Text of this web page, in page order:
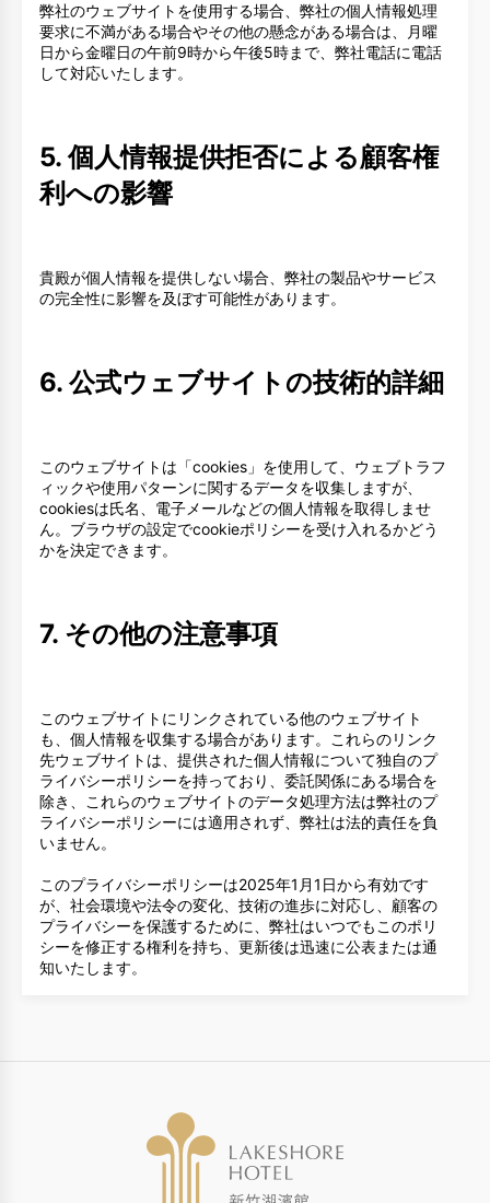
弊社のウェブサイトを使用する場合、弊社の個人情報処理
要求に不満がある場合やその他の懸念がある場合は、月曜
日から金曜日の午前9時から午後5時まで、弊社電話に電話
して対応いたします。
5. 個人情報提供拒否による顧客権
利への影響
貴殿が個人情報を提供しない場合、弊社の製品やサービス
の完全性に影響を及ぼす可能性があります。
6. 公式ウェブサイトの技術的詳細
このウェブサイトは「cookies」を使用して、ウェブトラフ
ィックや使用パターンに関するデータを収集しますが、
cookiesは氏名、電子メールなどの個人情報を取得しませ
ん。ブラウザの設定でcookieポリシーを受け入れるかどう
かを決定できます。
7. その他の注意事項
このウェブサイトにリンクされている他のウェブサイト
も、個人情報を収集する場合があります。これらのリンク
先ウェブサイトは、提供された個人情報について独自のプ
ライバシーポリシーを持っており、委託関係にある場合を
除き、これらのウェブサイトのデータ処理方法は弊社のプ
ライバシーポリシーには適用されず、弊社は法的責任を負
いません。
このプライバシーポリシーは2025年1月1日から有効です
が、社会環境や法令の変化、技術の進歩に対応し、顧客の
プライバシーを保護するために、弊社はいつでもこのポリ
シーを修正する権利を持ち、更新後は迅速に公表または通
知いたします。